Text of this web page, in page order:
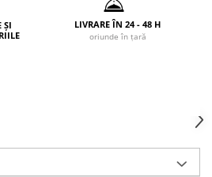
ȘI
LIVRARE ÎN 24 - 48 H
oriunde în țară